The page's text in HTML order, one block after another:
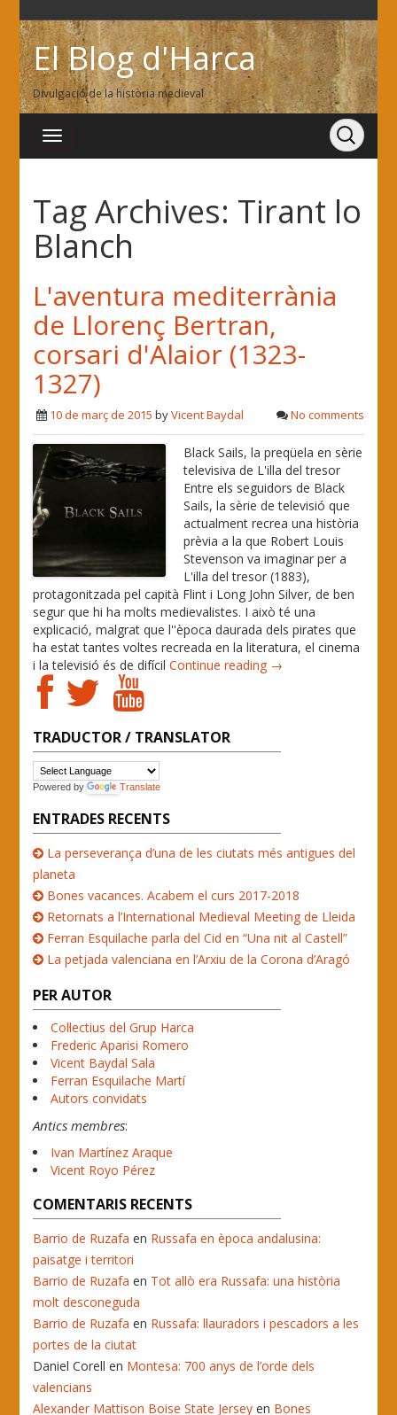
El Blog d'Harca
Divulgació de la història medieval
Tag Archives: Tirant lo
Blanch
L'aventura mediterrània
de Llorenç Bertran,
corsari d'Alaior (1323-
1327)
10 de març de 2015 byVicent Baydal No comments
Black Sails, la preqüela en sèrie
televisiva de L'illa del tresor
Entre els seguidors de Black
Sails, la sèrie de televisió que
actualment recrea una història
prèvia a la que Robert Louis
Stevenson va imaginar per a
L'illa del tresor (1883),
protagonitzada pel capità Flint i Long John Silver, de ben
segur que hi ha molts medievalistes. I això té una
explicació, malgrat que l''època daurada dels pirates que
ha estat tantes voltes recreada en la literatura, el cinema
i la televisió és de difícilContinue reading →
TRADUCTOR / TRANSLATOR
Powered by Translate
ENTRADES RECENTS
La perseverança d’una de les ciutats més antigues del
planeta
Bones vacances. Acabem el curs 2017-2018
Retornats a l’International Medieval Meeting de Lleida
Ferran Esquilache parla del Cid en “Una nit al Castell”
La petjada valenciana en l’Arxiu de la Corona d’Aragó
PER AUTOR
Col·lectius del Grup Harca
Frederic Aparisi Romero
Vicent Baydal Sala
Ferran Esquilache Martí
Autors convidats
Antics membres:
Ivan Martínez Araque
Vicent Royo Pérez
COMENTARIS RECENTS
Barrio de Ruzafa en Russafa en època andalusina:
paisatge i territori
Barrio de Ruzafa en Tot allò era Russafa: una història
molt desconeguda
Barrio de Ruzafa en Russafa: llauradors i pescadors a les
portes de la ciutat
Daniel Corell en Montesa: 700 anys de l’orde dels
valencians
Alexander Mattison Boise State Jersey en Bones